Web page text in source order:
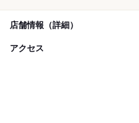
店舗情報（詳細）
アクセス